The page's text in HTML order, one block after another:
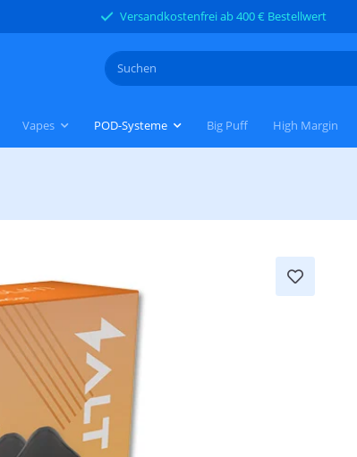
Versandkostenfrei ab 400 € Bestellwert
Vapes POD-Systeme Big Puff High Margin